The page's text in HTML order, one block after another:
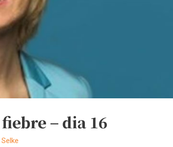
– dia 16